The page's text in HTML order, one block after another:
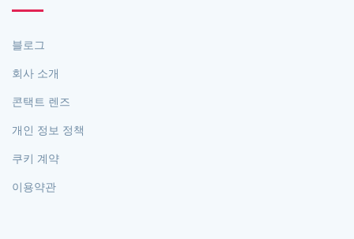
블로그
회사 소개
콘택트 렌즈
개인 정보 정책
쿠키 계약
이용약관